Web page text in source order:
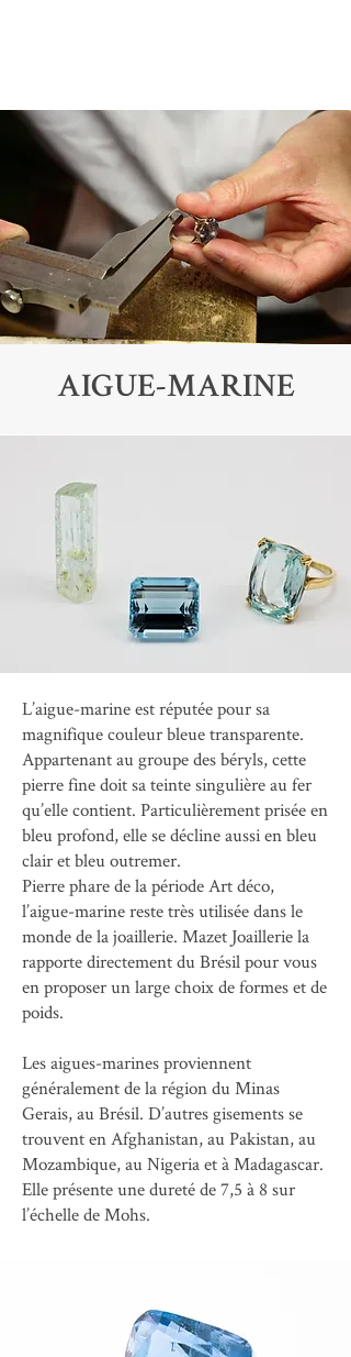
AIGUE-MARINE
L’aigue-marine est réputée pour sa
magnifique couleur bleue transparente.
Appartenant au groupe des béryls, cette
pierre fine doit sa teinte singulière au fer
qu’elle contient. Particulièrement prisée en
bleu profond, elle se décline aussi en bleu
clair et bleu outremer.
Pierre phare de la période Art déco,
l’aigue-marine reste très utilisée dans le
monde de la joaillerie. Mazet Joaillerie la
rapporte directement du Brésil pour vous
en proposer un large choix de formes et de
poids.
Les aigues-marines proviennent
généralement de la région du Minas
Gerais, au Brésil. D’autres gisements se
trouvent en Afghanistan, au Pakistan, au
Mozambique, au Nigeria et à Madagascar.
Elle présente une dureté de 7,5 à 8 sur
l’échelle de Mohs.